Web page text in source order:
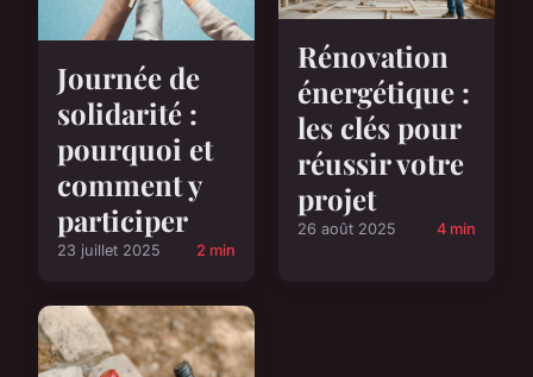
Journée de
solidarité :
pourquoi et
comment y
participer
23 juillet 2025 2 min
Rénovation
énergétique :
les clés pour
réussir votre
projet
26 août 2025 4 min